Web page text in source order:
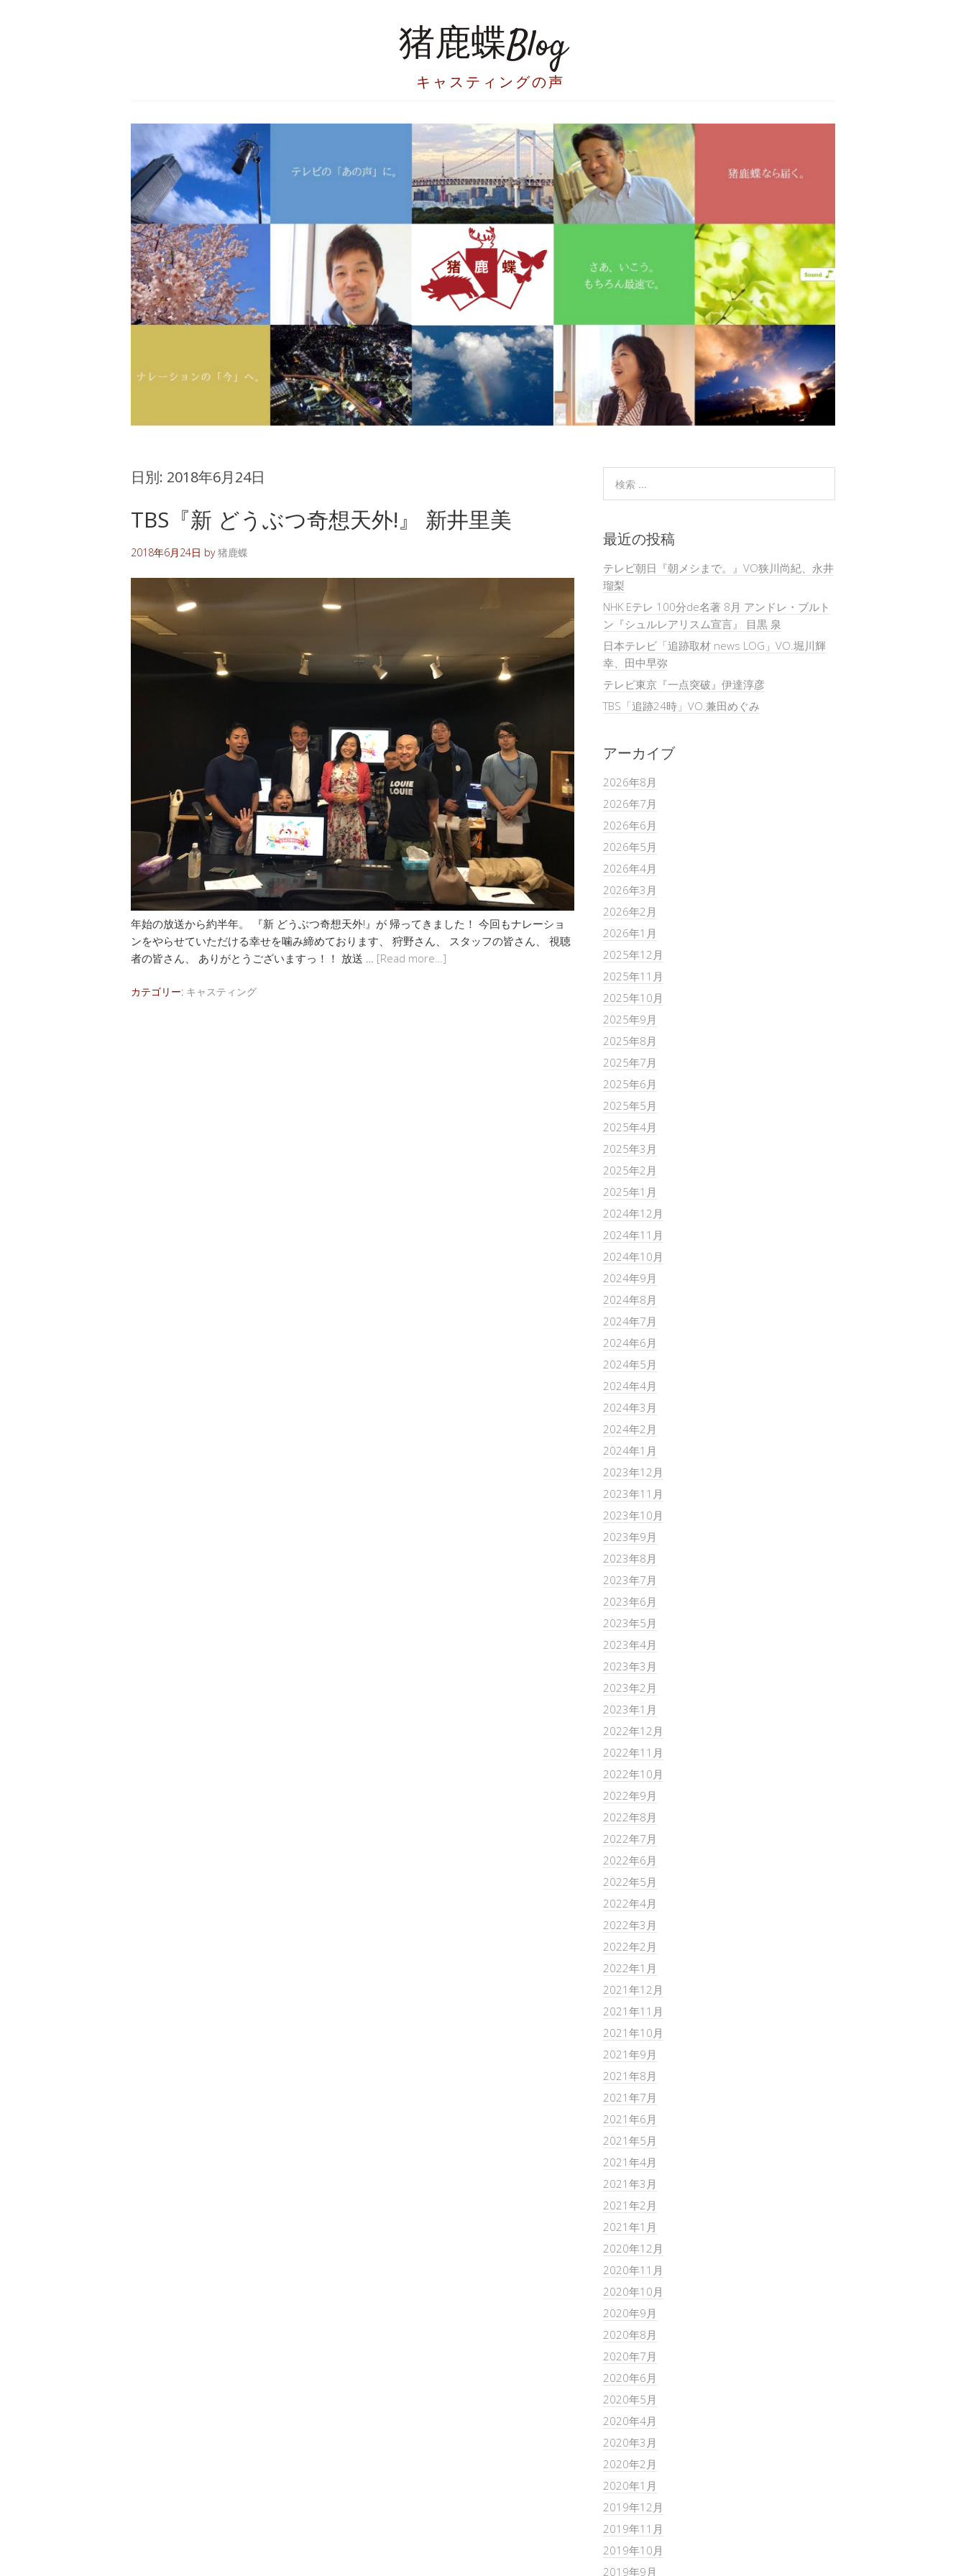
猪鹿蝶Blog
キャスティングの声
日別: 2018年6月24日
TBS『新 どうぶつ奇想天外!』 新井里美
2018年6月24日 by猪鹿蝶
年始の放送から約半年。 『新 どうぶつ奇想天外!』が 帰ってきました！ 今回もナレーショ
ンをやらせていただける幸せを噛み締めております、 狩野さん、 スタッフの皆さん、 視聴
者の皆さん、 ありがとうございますっ！！ 放送 … [Read more…]
カテゴリー: キャスティング
最近の投稿
テレビ朝日『朝メシまで。』VO狭川尚紀、永井
瑠梨
NHK Eテレ 100分de名著 8月 アンドレ・ブルト
ン『シュルレアリスム宣言』 目黒 泉
日本テレビ「追跡取材 news LOG」VO.堀川輝
幸、田中早弥
テレビ東京『一点突破』伊達淳彦
TBS「追跡24時」VO.兼田めぐみ
アーカイブ
2026年8月
2026年7月
2026年6月
2026年5月
2026年4月
2026年3月
2026年2月
2026年1月
2025年12月
2025年11月
2025年10月
2025年9月
2025年8月
2025年7月
2025年6月
2025年5月
2025年4月
2025年3月
2025年2月
2025年1月
2024年12月
2024年11月
2024年10月
2024年9月
2024年8月
2024年7月
2024年6月
2024年5月
2024年4月
2024年3月
2024年2月
2024年1月
2023年12月
2023年11月
2023年10月
2023年9月
2023年8月
2023年7月
2023年6月
2023年5月
2023年4月
2023年3月
2023年2月
2023年1月
2022年12月
2022年11月
2022年10月
2022年9月
2022年8月
2022年7月
2022年6月
2022年5月
2022年4月
2022年3月
2022年2月
2022年1月
2021年12月
2021年11月
2021年10月
2021年9月
2021年8月
2021年7月
2021年6月
2021年5月
2021年4月
2021年3月
2021年2月
2021年1月
2020年12月
2020年11月
2020年10月
2020年9月
2020年8月
2020年7月
2020年6月
2020年5月
2020年4月
2020年3月
2020年2月
2020年1月
2019年12月
2019年11月
2019年10月
2019年9月